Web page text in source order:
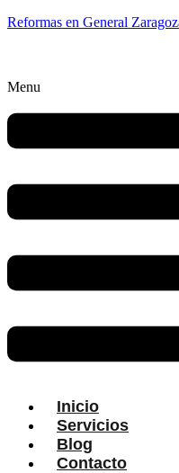
Reformas en General
Menu
Inicio
Servicios
Blog
Contacto